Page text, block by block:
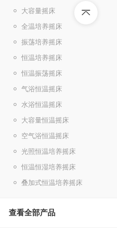
大容量摇床
全温培养摇床
振荡培养摇床
恒温培养摇床
恒温振荡摇床
气浴恒温摇床
水浴恒温摇床
大容量恒温摇床
空气浴恒温摇床
光照恒温培养摇床
恒温恒湿培养摇床
叠加式恒温培养摇床
查看全部产品